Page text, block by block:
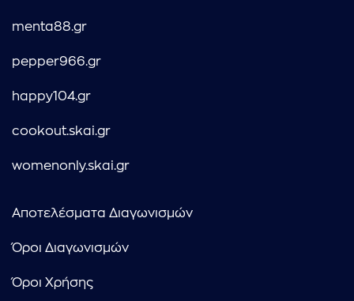
menta88.gr
pepper966.gr
happy104.gr
cookout.skai.gr
womenonly.skai.gr
Αποτελέσματα Διαγωνισμών
Όροι Διαγωνισμών
Όροι Χρήσης